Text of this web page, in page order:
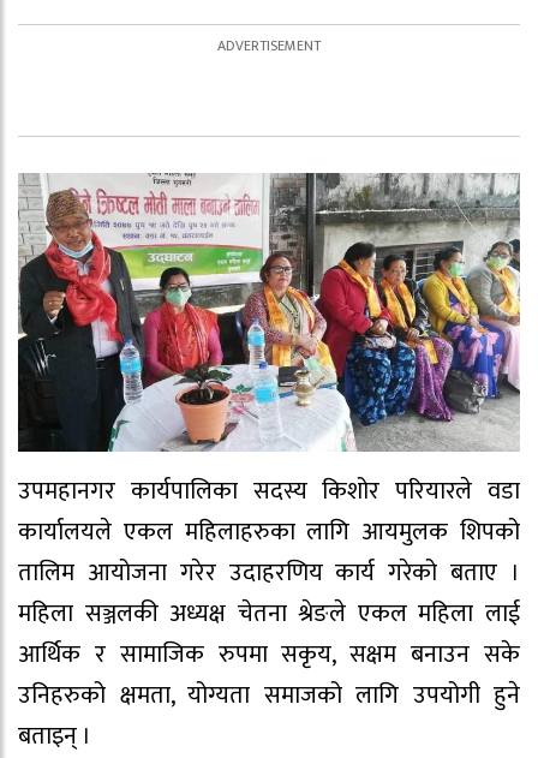
उपमहानगर कार्यपालिका सदस्य किशोर परियारले वडा
कार्यालयले एकल महिलाहरुका लागि आयमुलक शिपको
तालिम आयोजना गरेर उदाहरणिय कार्य गरेको बताए ।
महिला सञ्जलकी अध्यक्ष चेतना श्रेङले एकल महिला लाई
आर्थिक र सामाजिक रुपमा सकृय, सक्षम बनाउन सके
उनिहरुको क्षमता, योग्यता समाजको लागि उपयोगी हुने
बताइन् ।